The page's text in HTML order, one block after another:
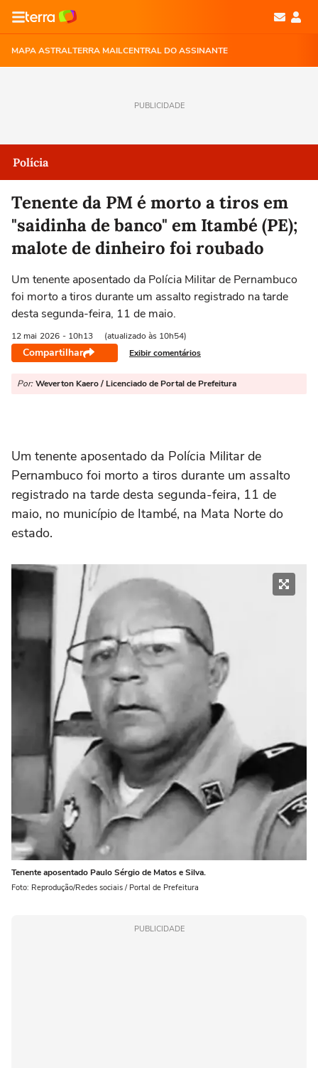
MAPA ASTRALTERRA MAILCENTRAL DO ASSINANTE
PUBLICIDADE
Polícia
Tenente da PM é morto a tiros em
"saidinha de banco" em Itambé (PE);
malote de dinheiro foi roubado
Um tenente aposentado da Polícia Militar de Pernambuco
foi morto a tiros durante um assalto registrado na tarde
desta segunda-feira, 11 de maio.
12 mai 2026 - 10h13 (atualizado às 10h54)
Compartilhar Exibir comentários
Por: Weverton Kaero / Licenciado de Portal de Prefeitura
Um tenente aposentado da Polícia Militar de
Pernambuco foi morto a tiros durante um assalto
registrado na tarde desta segunda-feira, 11 de
maio, no município de Itambé, na Mata Norte do
estado.
Tenente aposentado Paulo Sérgio de Matos e Silva.
Foto: Reprodução/Redes sociais / Portal de Prefeitura
PUBLICIDADE